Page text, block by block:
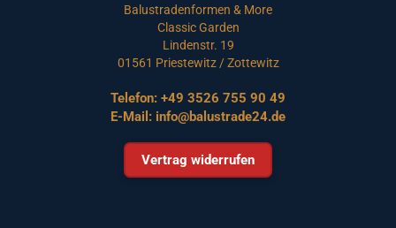
Balustradenformen & More
Classic Garden
Lindenstr. 19
01561 Priestewitz / Zottewitz
Telefon: +49 3526 755 90 49
E-Mail: info@balustrade24.de
Vertrag widerrufen